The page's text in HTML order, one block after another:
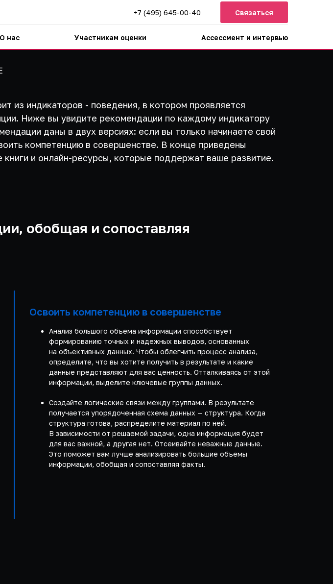
+7 (495) 645-00-40 Связаться
О нас Участникам оценки Ассессмент и интервью
из индикаторов - поведения, в котором проявляется
Ниже вы увидите рекомендации по каждому индикатору
даны в двух версиях: если вы только начинаете свой
компетенцию в совершенстве. В конце приведены
книги и онлайн-ресурсы, которые поддержат ваше развитие.
обобщая и сопоставляя
Освоить компетенцию в совершенстве
Анализ большого объема информации способствует
формированию точных и надежных выводов, основанных
на объективных данных. Чтобы облегчить процесс анализа,
определите, что вы хотите получить в результате и какие
данные представляют для вас ценность. Отталкиваясь от этой
информации, выделите ключевые группы данных.
Создайте логические связи между группами. В результате
получается упорядоченная схема данных — структура. Когда
структура готова, распределите материал по ней.
В зависимости от решаемой задачи, одна информация будет
для вас важной, а другая нет. Отсеивайте неважные данные.
Это поможет вам лучше анализировать большие объемы
информации, обобщая и сопоставляя факты.